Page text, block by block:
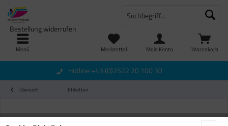
Menü Warenkorb
Merkzettel
Bestellung widerrufen
Mein Konto
Hotline +43 (0)2522 20 100 30
Übersicht Etiketten